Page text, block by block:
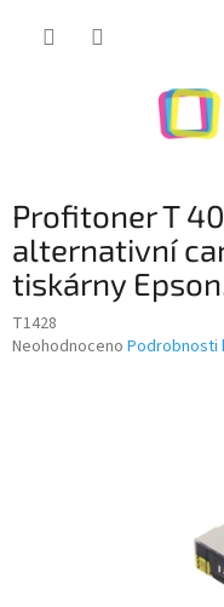
Profitoner T
alternativní
tiskárny
T1428
Průměrné
Neohodnoceno Podrobnosti